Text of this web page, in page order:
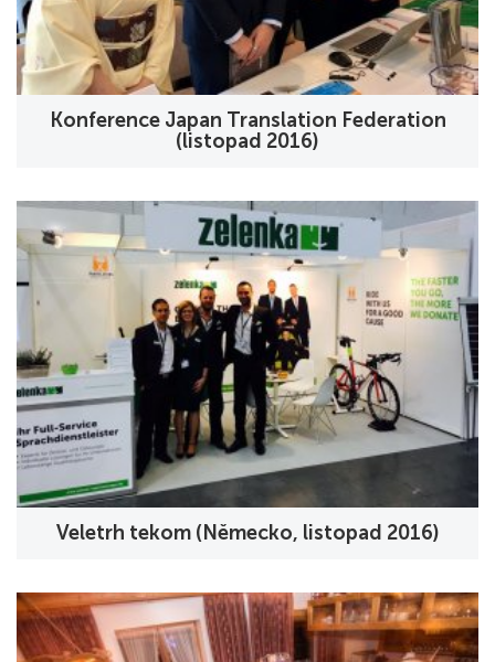
Konference Japan Translation Federation
(listopad 2016)
Veletrh tekom (Německo, listopad 2016)